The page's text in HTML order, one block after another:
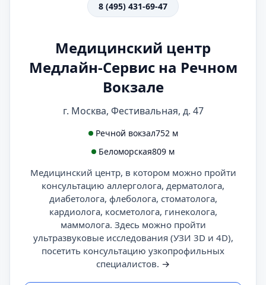
8 (495) 431-69-47
Медицинский центр
Медлайн-Сервис на Речном
Вокзале
г. Москва, Фестивальная, д. 47
Речной вокзал752 м
Беломорская809 м
Медицинский центр, в котором можно пройти
консультацию аллерголога, дерматолога,
диабетолога, флеболога, стоматолога,
кардиолога, косметолога, гинеколога,
маммолога. Здесь можно пройти
ультразвуковые исследования (УЗИ 3D и 4D),
посетить консультацию узкопрофильных
специалистов. →